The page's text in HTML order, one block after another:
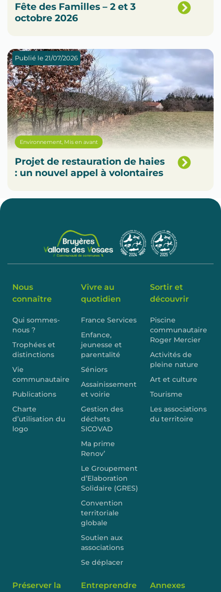
Fête des Familles – 2 et 3
octobre 2026
Publié le 21/07/2026
Environnement, Mis en avant
Projet de restauration de haies
: un nouvel appel à volontaires
Nous
connaître
Qui sommes-
nous ?
Trophées et
distinctions
Vie
communautaire
Publications
Charte
d’utilisation du
logo
Vivre au
quotidien
France Services
Enfance,
jeunesse et
parentalité
Séniors
Assainissement
et voirie
Gestion des
déchets
SICOVAD
Ma prime
Renov’
Le Groupement
d’Elaboration
Solidaire (GRES)
Convention
territoriale
globale
Soutien aux
associations
Se déplacer
Sortir et
découvrir
Piscine
communautaire
Roger Mercier
Activités de
pleine nature
Art et culture
Tourisme
Les associations
du territoire
Préserver la
Entreprendre
Annexes